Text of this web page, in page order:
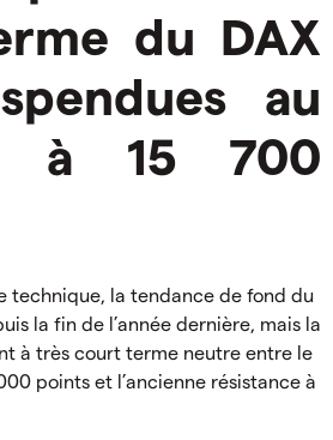
du DAX
au
à 15 700
technique, la tendance de fond du
la fin de l’année dernière, mais la
à très court terme neutre entre le
points et l’ancienne résistance à